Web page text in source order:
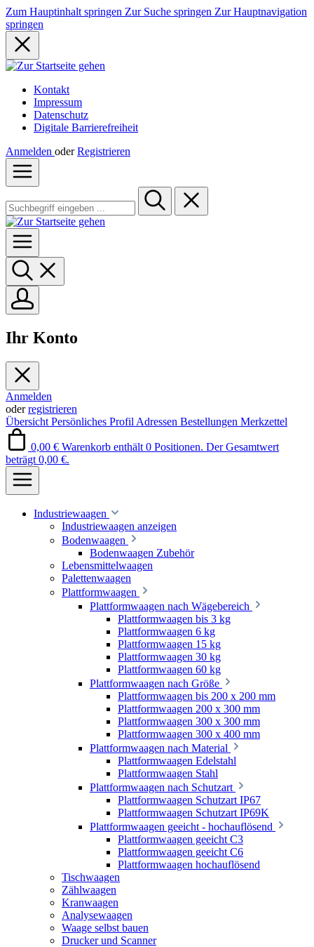
Zum Hauptinhalt springen Zur Suche springen Zur Hauptnavigation
springen
Kontakt
Impressum
Datenschutz
Digitale Barrierefreiheit
Anmelden oder Registrieren
Ihr Konto
Anmelden
oderregistrieren
Übersicht Persönliches Profil Adressen Bestellungen Merkzettel
0,00 € Warenkorb enthält 0 Positionen. Der Gesamtwert
beträgt 0,00 €.
Industriewaagen
Industriewaagen anzeigen
Bodenwaagen
Bodenwaagen Zubehör
Lebensmittelwaagen
Palettenwaagen
Plattformwaagen
Plattformwaagen nach Wägebereich
Plattformwaagen bis 3 kg
Plattformwaagen 6 kg
Plattformwaagen 15 kg
Plattformwaagen 30 kg
Plattformwaagen 60 kg
Plattformwaagen nach Größe
Plattformwaagen bis 200 x 200 mm
Plattformwaagen 200 x 300 mm
Plattformwaagen 300 x 300 mm
Plattformwaagen 300 x 400 mm
Plattformwaagen nach Material
Plattformwaagen Edelstahl
Plattformwaagen Stahl
Plattformwaagen nach Schutzart
Plattformwaagen Schutzart IP67
Plattformwaagen Schutzart IP69K
Plattformwaagen geeicht - hochauflösend
Plattformwaagen geeicht C3
Plattformwaagen geeicht C6
Plattformwaagen hochauflösend
Tischwaagen
Zählwaagen
Kranwaagen
Analysewaagen
Waage selbst bauen
Drucker und Scanner